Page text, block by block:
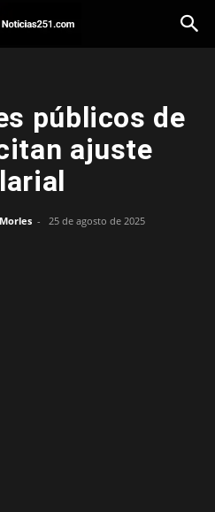
públicos de
ajuste
- 25 de agosto de 2025